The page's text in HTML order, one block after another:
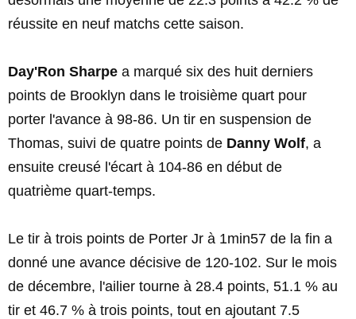
réussite en neuf matchs cette saison.
Day'Ron Sharpe a marqué six des huit derniers
points de Brooklyn dans le troisième quart pour
porter l'avance à 98-86. Un tir en suspension de
Thomas, suivi de quatre points de Danny Wolf, a
ensuite creusé l'écart à 104-86 en début de
quatrième quart-temps.
Le tir à trois points de Porter Jr à 1min57 de la fin a
donné une avance décisive de 120-102. Sur le mois
de décembre, l'ailier tourne à 28.4 points, 51.1 % au
tir et 46.7 % à trois points, tout en ajoutant 7.5